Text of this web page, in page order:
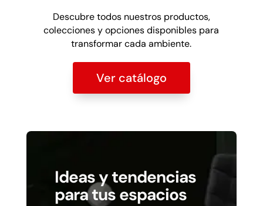
Descubre todos nuestros productos,
colecciones y opciones disponibles para
transformar cada ambiente.
Ver catálogo
Ideas y tendencias
para tus espacios